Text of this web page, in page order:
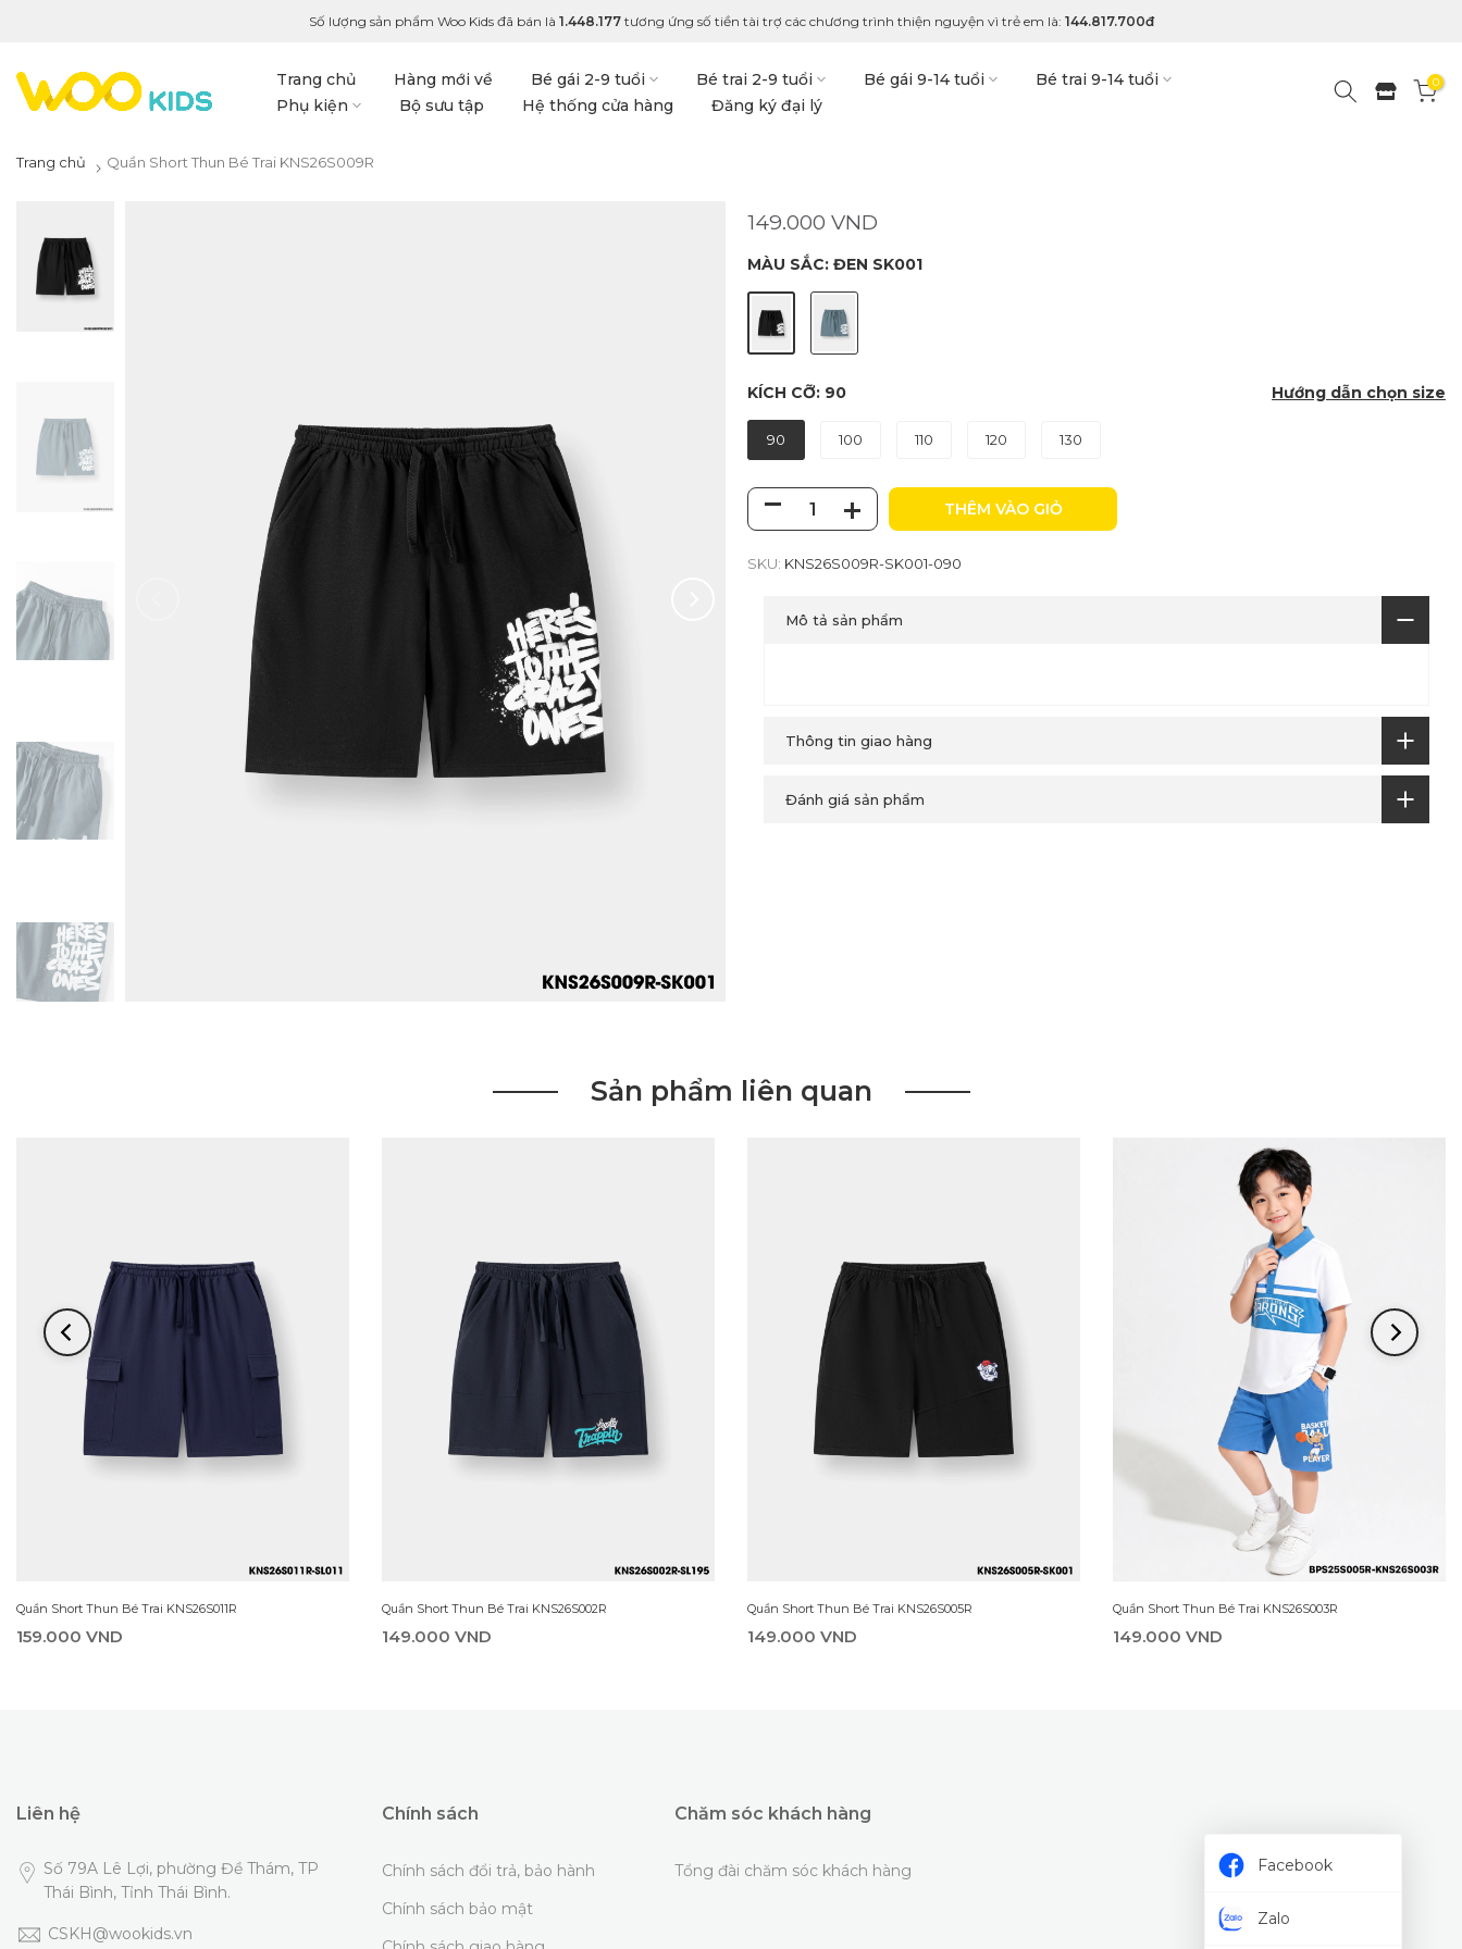
Số lượng sản phẩm Woo Kids đã bán là 1.448.177 tương ứng số tiền tài trợ các chương trình thiện nguyện vì trẻ em là: 144.817.700đ
Trang chủ Hàng mới về Bé gái 2-9 tuổi Bé trai 2-9 tuổi Bé gái 9-14 tuổi
Bé trai 9-14 tuổi
Phụ kiện
Bộ sưu tập Hệ thống cửa hàng Đăng ký đại lý
0
Trang chủ Quần Short Thun Bé Trai KNS26S009R
149.000 VND
MÀU SẮC: ĐEN SK001
KÍCH CỠ: 90 Hướng dẫn chọn size
90 100 110 120 130
THÊM VÀO GIỎ
SKU: KNS26S009R-SK001-090
Mô tả sản phẩm
Thông tin giao hàng
Đánh giá sản phẩm
Sản phẩm liên quan
Quần Short Thun Bé Trai KNS26S011R
159.000 VND
Quần Short Thun Bé Trai KNS26S002R
149.000 VND
Quần Short Thun Bé Trai KNS26S005R
149.000 VND
Quần Short Thun Bé Trai KNS26S003R
149.000 VND
Liên hệ
Số 79A Lê Lợi, phường Đề Thám, TP
Thái Bình, Tỉnh Thái Bình.
CSKH@wookids.vn
Chính sách
Chính sách đổi trả, bảo hành
Chính sách bảo mật
Chăm sóc khách hàng
Tổng đài chăm sóc khách hàng Facebook
Zalo